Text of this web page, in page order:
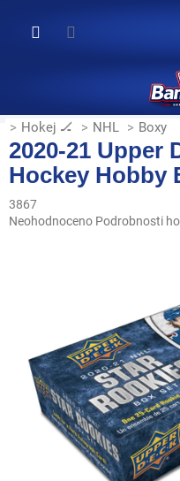
obsah
Hokej 🏒 NHL Boxy
2020-21 Upper
Hockey Hobby
3867
Průměrné
Neohodnoceno Podrobnosti